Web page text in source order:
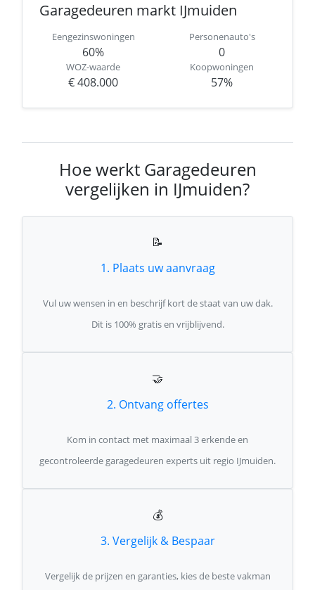
Garagedeuren markt IJmuiden
Eengezinswoningen
60%
Personenauto's
0
WOZ-waarde
€ 408.000
Koopwoningen
57%
Hoe werkt Garagedeuren
vergelijken in IJmuiden?
📝
1. Plaats uw aanvraag
Vul uw wensen in en beschrijf kort de staat van uw dak.
Dit is 100% gratis en vrijblijvend.
🤝
2. Ontvang offertes
Kom in contact met maximaal 3 erkende en
gecontroleerde garagedeuren experts uit regio IJmuiden.
💰
3. Vergelijk & Bespaar
Vergelijk de prijzen en garanties, kies de beste vakman